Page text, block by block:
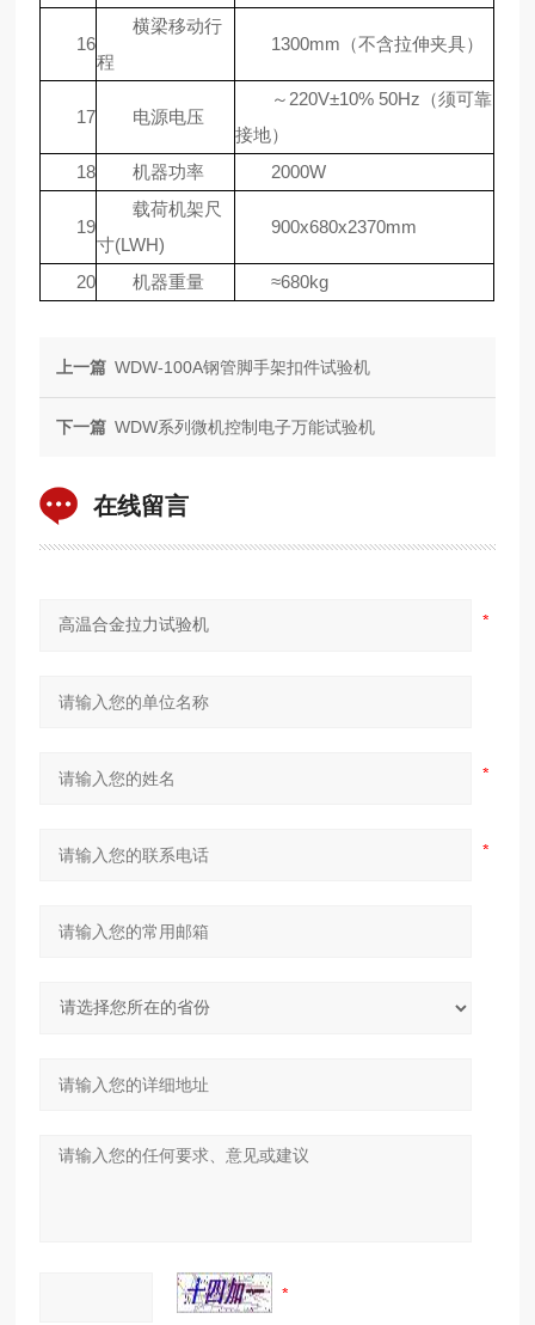
16
横梁移动行
程
1300mm（不含拉伸夹具）
17 电源电压
～220V±10% 50Hz（须可靠
接地）
18
机器功率 2000W
19
载荷机架尺
寸(LWH)
900x680x2370mm
20 机器重量 ≈680kg
上一篇 WDW-100A钢管脚手架扣件试验机
下一篇 WDW系列微机控制电子万能试验机
在线留言